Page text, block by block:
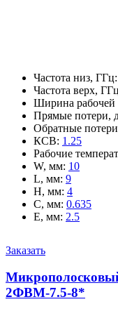
Частота низ, ГГц:
Частота верх, ГГц
Ширина рабочей
Прямые потери,
Обратные потери
КСВ: 1.25
Рабочие
W, мм: 10
L, мм: 9
H, мм: 4
C, мм: 0.635
E, мм: 2.5
Заказать
2ФВМ-7.5-8*